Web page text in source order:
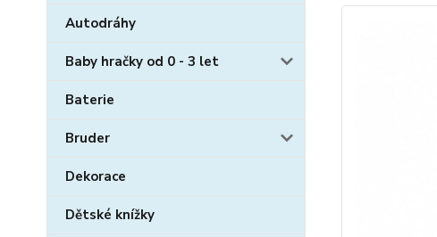
Autodráhy
Baby hračky od 0 - 3 let
Baterie
Bruder
Dekorace
Dětské knížky